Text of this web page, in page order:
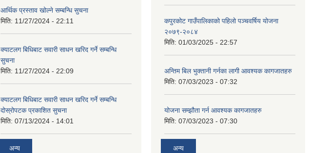
आर्थिक प्रस्ताव खोल्ने सम्बन्धि सुचना
मिति: 11/27/2024 - 22:11
क्याटलग बिधिबाट सवारी साधन खरिद गर्ने सम्बन्धि
सुचना
मिति: 11/27/2024 - 22:09
क्याटलग बिधिबाट सवारी साधन खरिद गर्ने सम्बन्धि
दोस्रोपटक प्रकाशित सुचना
मिति: 07/13/2024 - 14:01
अन्य
कपुरकोट गाउँपालिकाको पहिलो पञ्चवर्षिय योजना
२०७९-२०८४
मिति: 01/03/2025 - 22:57
अन्तिम बिल भुक्तानी गर्नका लागी आवश्यक कागजातहरु
मिति: 07/03/2023 - 07:32
योजना सम्झौता गर्न आवश्यक कागजातहरु
मिति: 07/03/2023 - 07:30
अन्य